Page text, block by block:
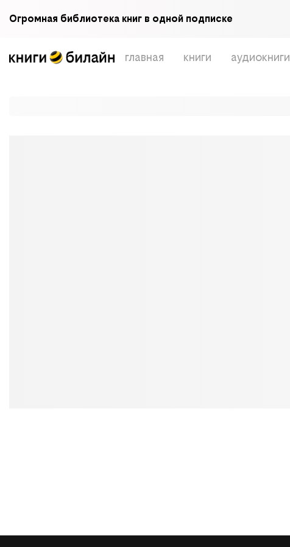
Огромная библиотека книг в одной подписке
главная книги аудиокниги